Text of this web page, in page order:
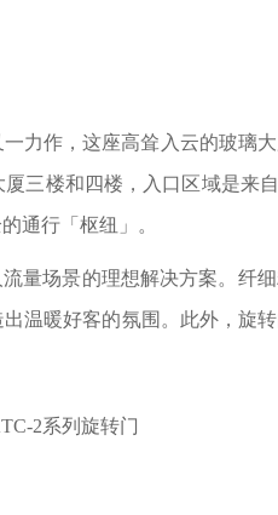
力作，这座高耸入云的玻璃
三楼和四楼，入口区域是来
通行「枢纽」。
场景的理想解决方案。纤
温暖好客的氛围。此外，旋